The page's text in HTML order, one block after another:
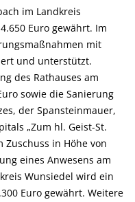
im Landkreis
Euro gewährt. Im
mit
und unterstützt.
des Rathauses am
sowie die Sanierung
der Spansteinmauer,
„Zum hl. Geist-St.
in Höhe von
eines Anwesens am
Wunsiedel wird ein
Euro gewährt. Weitere